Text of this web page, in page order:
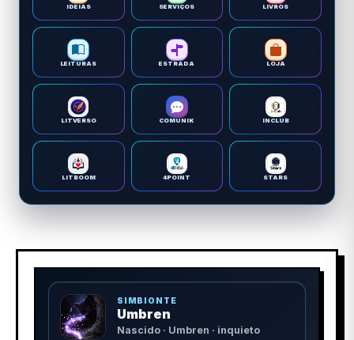
IDEIAS SERVIÇOS LIVROS
LEITURAS ESTRADA LOJA
LITVERSO COMUNIK INCLUB
LITBOOM 4POINT STARS
SIMBIONTE
Umbren
Nascido · Umbren · inquieto